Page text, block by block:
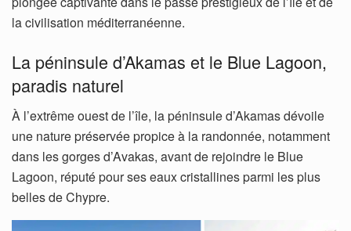
la civilisation méditerranéenne.
La péninsule d’Akamas et le Blue Lagoon,
paradis naturel
À l’extrême ouest de l’île, la péninsule d’Akamas dévoile
une nature préservée propice à la randonnée, notamment
dans les gorges d’Avakas, avant de rejoindre le Blue
Lagoon, réputé pour ses eaux cristallines parmi les plus
belles de Chypre.